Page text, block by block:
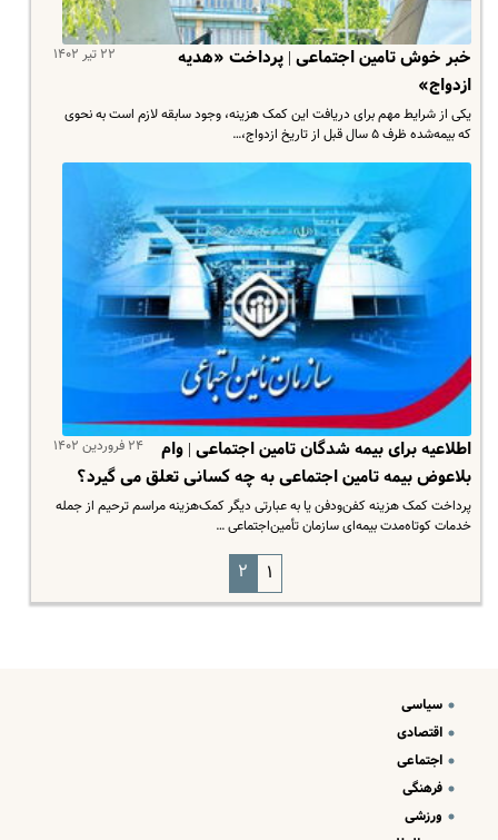
۲۲ تیر ۱۴۰۲
خبر خوش تامین اجتماعی | پرداخت «هدیه
ازدواج»
یکی از شرایط مهم برای دریافت این کمک هزینه، وجود سابقه لازم است به نحوی
که بیمه‌شده ظرف ۵ سال قبل از تاریخ ازدواج،…
۲۴ فروردین ۱۴۰۲
اطلاعیه برای بیمه شدگان تامین اجتماعی | وام
بلاعوض بیمه تامین اجتماعی به چه کسانی تعلق می گیرد؟
پرداخت کمک هزینه کفن‌ودفن یا به عبارتی دیگر کمک‌هزینه مراسم ترحیم از جمله
خدمات کوتاه‌مدت بیمه‌ای سازمان تأمین‌اجتماعی …
۱ ۲
سیاسی
اقتصادی
اجتماعی
فرهنگی
ورزشی